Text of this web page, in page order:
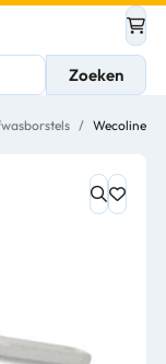
Zoeken
/ Wecoline